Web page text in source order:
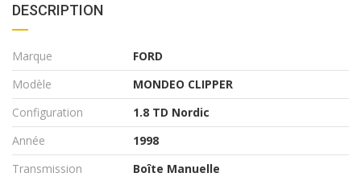
DESCRIPTION
Marque
FORD
Modèle
MONDEO CLIPPER
Configuration
1.8 TD Nordic
Année
1998
Transmission
Boîte Manuelle